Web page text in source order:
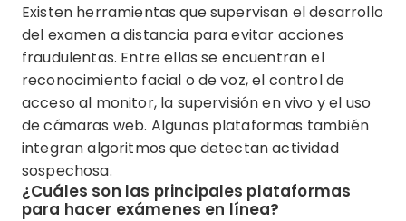
Existen herramientas que supervisan el desarrollo
del examen a distancia para evitar acciones
fraudulentas. Entre ellas se encuentran el
reconocimiento facial o de voz, el control de
acceso al monitor, la supervisión en vivo y el uso
de cámaras web. Algunas plataformas también
integran algoritmos que detectan actividad
sospechosa.
¿Cuáles son las principales plataformas
para hacer exámenes en línea?